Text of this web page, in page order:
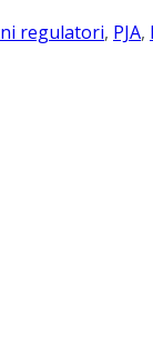
regulatori, PJA,